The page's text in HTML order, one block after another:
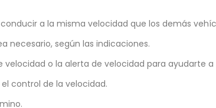
a la misma velocidad que los demás
necesario, según las indicaciones.
velocidad o la alerta de velocidad para ayudarte
control de la velocidad.